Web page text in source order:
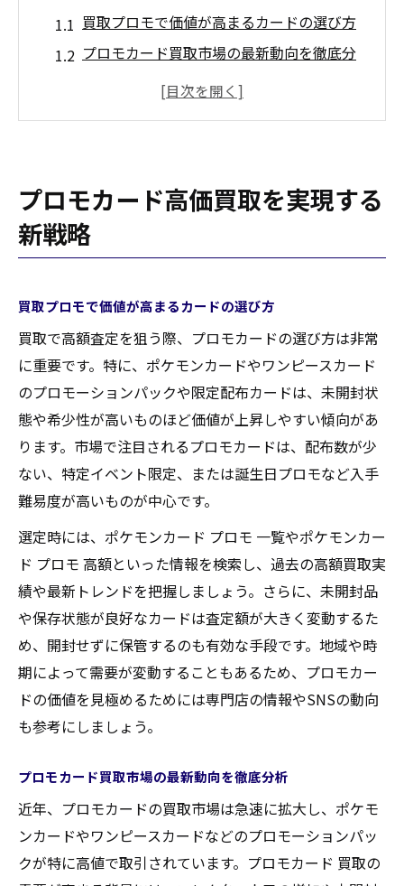
買取プロモで価値が高まるカードの選び方
プロモカード買取市場の最新動向を徹底分
未開封プロモの買取相場が変動する理由
未開封プロモ買取相場の変動要因とは何か
買取価格に影響する未開封状態のメリット
未開封プロモカードを高く売るための秘訣
査定で評価される未開封プロモの特徴とは
効率的な買取でプロモカードを最大活用
効率的な買取手順でプロモカードの価値向
上
買取サービスを賢く選ぶプロモ活用法
プロモカード買取を成功させるコツを伝授
高額買取を目指すための事前準備とは
複数の買取方法を比較したプロモ活用術
限定プロモを売却する際の注意ポイント
限定プロモ買取で失敗しないための確認事
項
限定プロモカード売却時の注意点まとめ
買取査定で差が出る限定プロモの特徴
限定プロモの買取条件を正しく把握する
最新プロモパック査定アップの秘策とは
最新プロモパック買取で高評価を得る方法
プロモパック査定アップに効くポイント解
プロモカード高価買取を実現する
新戦略
買取プロモで価値が高まるカードの選び方
買取で高額査定を狙う際、プロモカードの選び方は非常
に重要です。特に、ポケモンカードやワンピースカード
のプロモーションパックや限定配布カードは、未開封状
態や希少性が高いものほど価値が上昇しやすい傾向があ
ります。市場で注目されるプロモカードは、配布数が少
ない、特定イベント限定、または誕生日プロモなど入手
難易度が高いものが中心です。
選定時には、ポケモンカード プロモ 一覧やポケモンカー
ド プロモ 高額といった情報を検索し、過去の高額買取実
績や最新トレンドを把握しましょう。さらに、未開封品
や保存状態が良好なカードは査定額が大きく変動するた
め、開封せずに保管するのも有効な手段です。地域や時
期によって需要が変動することもあるため、プロモカー
ドの価値を見極めるためには専門店の情報やSNSの動向
も参考にしましょう。
プロモカード買取市場の最新動向を徹底分析
近年、プロモカードの買取市場は急速に拡大し、ポケモ
ンカードやワンピースカードなどのプロモーションパッ
クが特に高値で取引されています。プロモカード 買取の